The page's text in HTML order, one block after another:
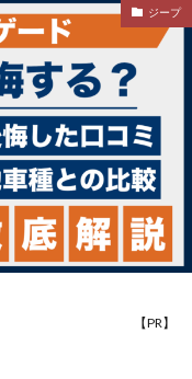
ジープ
【PR】